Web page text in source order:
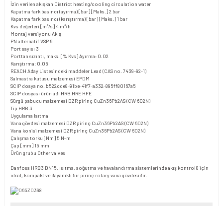
İzin verilen akışkan District heating/cooling circulation water
Kapatma fark basıncı (ayırma) [bar] [Maks.]2 bar
Kapatma fark basıncı (karıştırma) [bar] [Maks.] 1 bar
Kvs değerleri [m³/s] 4 m³/h
Montaj versiyonu Akış
PN alternatif VSP 6
Port sayısı 3
Porttan sızıntı, maks. [% Kvs]Ayırma: 0.02
Karıştırma: 0.05
REACH Aday Listesindeki maddeler Lead (CAS no. 7439-92-1)
Salmastra kutusu malzemesi EPDM
SCIP dosya no. b522cde8-91be-41f7-a332-895ff80167a5
SCIP dosyası ürün adı HRB HRE HFE
Sürgü pabucu malzemesi DZR pirinç CuZn36Pb2AS (CW 602N)
Tip HRB 3
Uygulama Isıtma
Vana gövdesi malzemesi DZR pirinç CuZn36Pb2AS (CW 602N)
Vana konisi malzemesi DZR pirinç CuZn36Pb2AS (CW 602N)
Çalışma torku [Nm] 5 N-m
Çap [mm] 15 mm
Ürün grubu Other valves
Danfoss HRB3 DN15, ısıtma, soğutma ve havalandırma sistemlerinde akış kontrolü için
ideal, kompakt ve dayanıklı bir pirinç rotary vana gövdesidir.